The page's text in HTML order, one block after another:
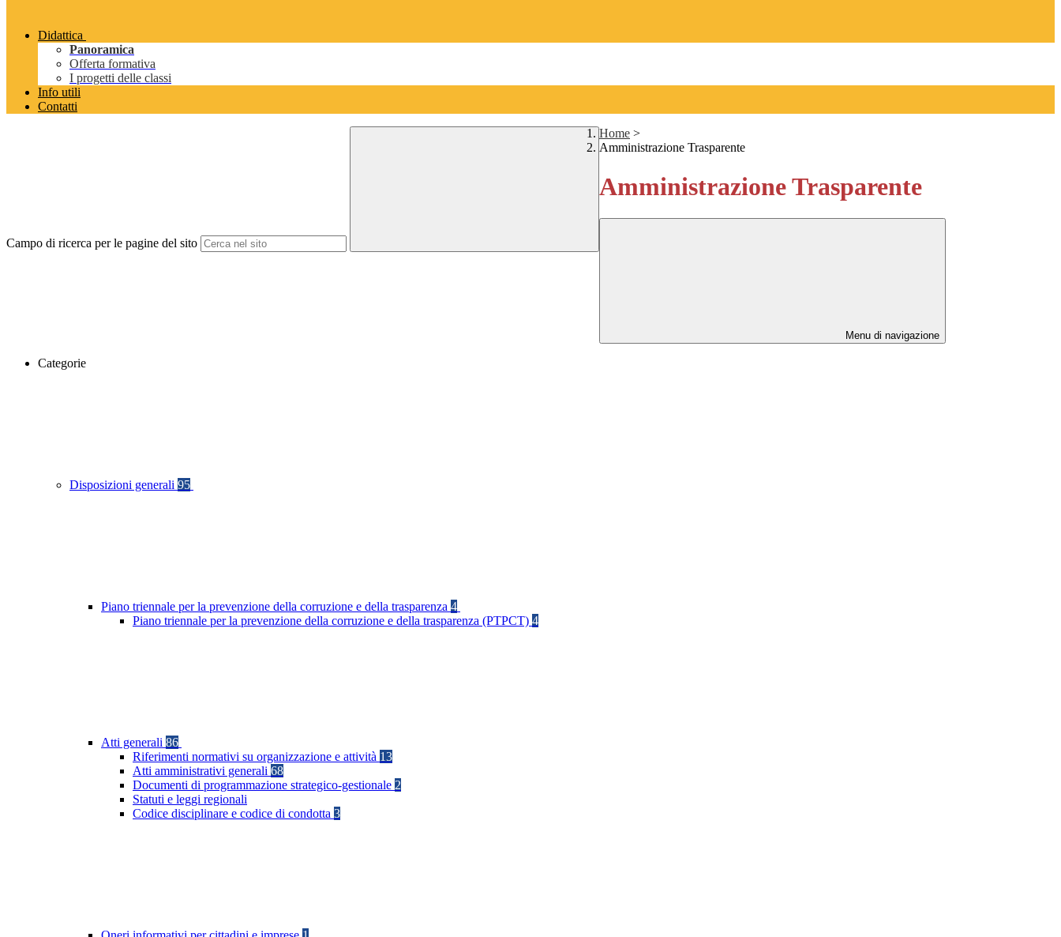
Didattica
Panoramica
Offerta formativa
I progetti delle classi
Info utili
Contatti
Campo di ricerca per le pagine del sito
Home >
Amministrazione Trasparente
Amministrazione Trasparente
Menu di navigazione
Categorie
Disposizioni generali 95
Piano triennale per la prevenzione della corruzione e della trasparenza 4
Piano triennale per la prevenzione della corruzione e della trasparenza (PTPCT) 4
Atti generali 86
Riferimenti normativi su organizzazione e attività 13
Atti amministrativi generali 68
Documenti di programmazione strategico-gestionale 2
Statuti e leggi regionali
Codice disciplinare e codice di condotta 3